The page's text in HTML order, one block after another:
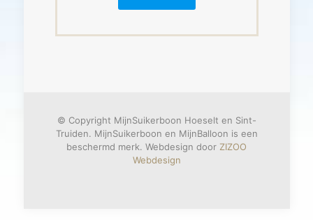
© Copyright MijnSuikerboon Hoeselt en Sint-
Truiden. MijnSuikerboon en MijnBalloon is een
beschermd merk. Webdesign door ZIZOO
Webdesign